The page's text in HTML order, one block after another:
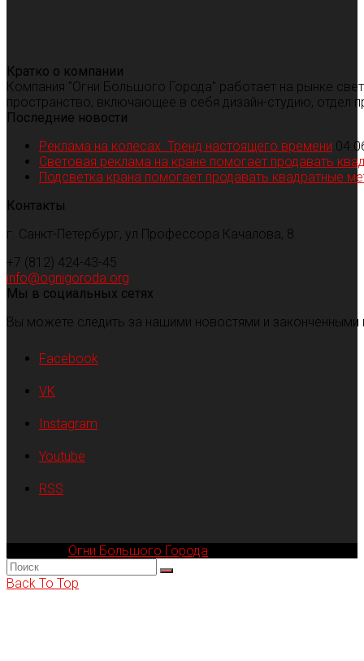
Кратко о компании
Компания "Огни Большого Города" работает на рынке
пространство, включающее в себя дизайн-студию, отдел
Последние новости
Реклама на колесах. Тренд настоящего времени
Световая реклама на кране помогает продавать
Подсветка крана помогает продавать квадратные
Контакты
г. Санкт-Петербург, ул Профессора Качалова, 8
+7 (812) 424-43-45
info@ognigoroda.org
Мы в социальных сетях
Вы можете следить за нашими новостями и
Facebook
VK
Instagram
Youtube
RSS
Огни Большого Города
Back To Top